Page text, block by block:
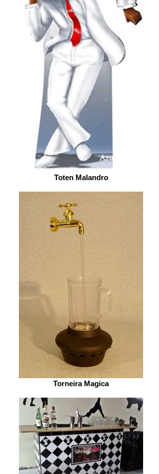
Toten Malandro
Torneira Magica